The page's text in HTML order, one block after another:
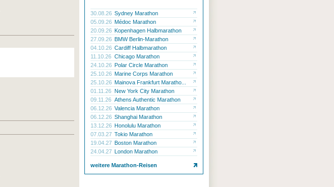
30.08.26 Sydney Marathon
05.09.26 Médoc Marathon
20.09.26 Kopenhagen Halbmarathon
27.09.26 BMW Berlin-Marathon
04.10.26 Cardiff Halbmarathon
11.10.26 Chicago Marathon
24.10.26 Polar Circle Marathon
25.10.26 Marine Corps Marathon
25.10.26 Mainova Frankfurt Maratho...
01.11.26 New York City Marathon
09.11.26 Athens Authentic Marathon
06.12.26 Valencia Marathon
06.12.26 Shanghai Marathon
13.12.26 Honolulu Marathon
07.03.27 Tokio Marathon
19.04.27 Boston Marathon
24.04.27 London Marathon
weitere Marathon-Reisen